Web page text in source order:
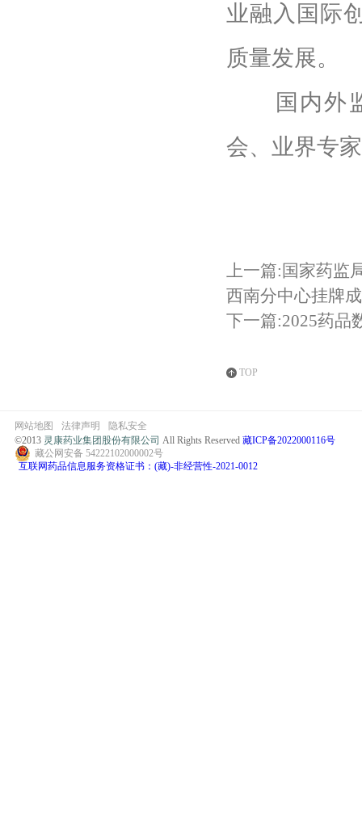
业融入国际
质量发展。
国内外监
会、业界专
上一篇:国家药监
西南分中心挂牌
下一篇:2025药品
TOP
网站地图 法律声明
隐私安全
©2013 灵康药业集团股份有限公司 All Rights Reserved 藏ICP备2022000116号
藏公网安备 54222102000002号
互联网药品信息服务资格证书：(藏)-非经营性-2021-0012